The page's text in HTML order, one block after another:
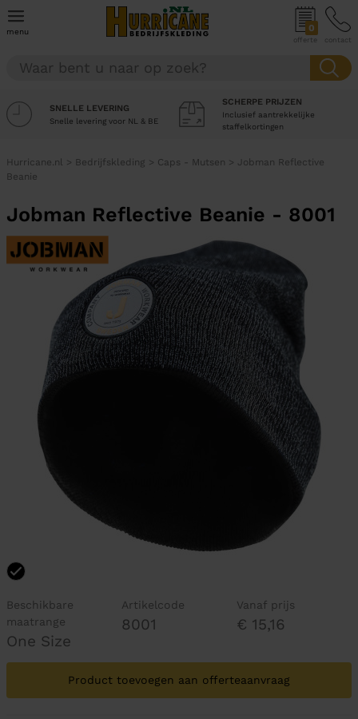
menu 0
offerte contact
SNELLE LEVERING
Snelle levering voor NL & BE
SCHERPE PRIJZEN
Inclusief aantrekkelijke
staffelkortingen
Hurricane.nl > Bedrijfskleding > Caps - Mutsen > Jobman Reflective
Beanie
Jobman Reflective Beanie - 8001
Beschikbare
maatrange
One Size
Artikelcode
8001
Vanaf prijs
€ 15,16
Product toevoegen aan offerteaanvraag